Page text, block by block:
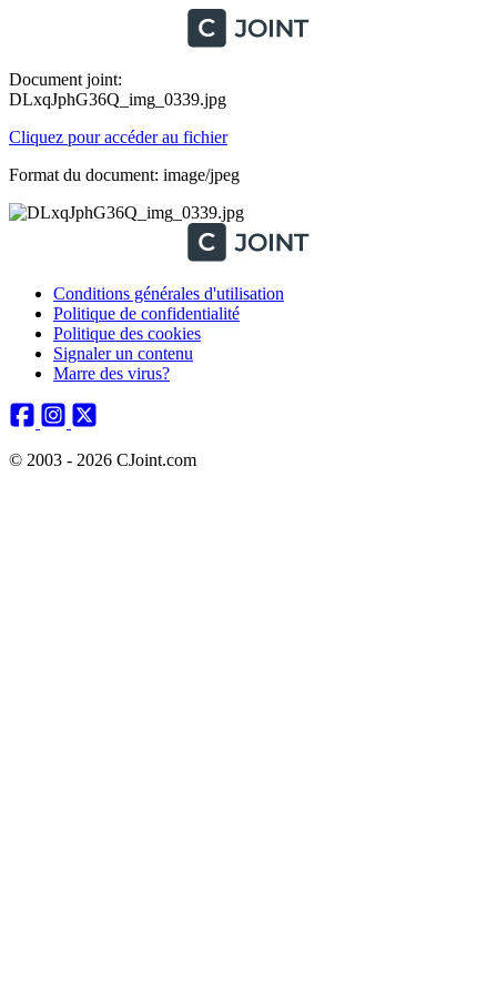
Document joint:
DLxqJphG36Q_img_0339.jpg
Cliquez pour accéder au fichier
Format du document: image/jpeg
Conditions générales d'utilisation
Politique de confidentialité
Politique des cookies
Signaler un contenu
Marre des virus?
© 2003 - 2026 CJoint.com